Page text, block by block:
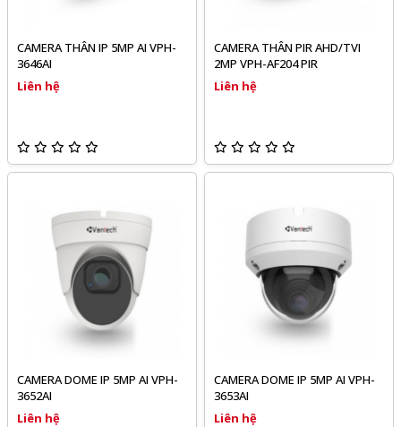
CAMERA THÂN IP 5MP AI VPH-
3646AI
Liên hệ
CAMERA THÂN PIR AHD/TVI
2MP VPH-AF204 PIR
Liên hệ
CAMERA DOME IP 5MP AI VPH-
3652AI
Liên hệ
CAMERA DOME IP 5MP AI VPH-
3653AI
Liên hệ